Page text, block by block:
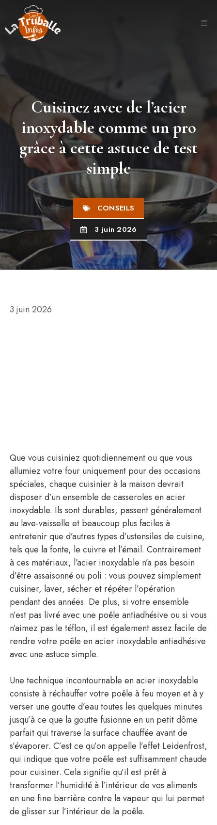
contenu
Cuisinez avec de l’acier
inoxydable comme un pro
grâce à cette astuce de test
simple
CONSEILS
3 juin 2026
3 juin 2026
Que vous cuisiniez quotidiennement ou que vous
allumiez votre four uniquement pour des occasions
spéciales, chaque cuisinier à la maison devrait
disposer d’un ensemble de casseroles en acier
inoxydable. Ils sont durables, passent généralement
au lave-vaisselle et beaucoup plus faciles à
entretenir que d’autres types d’ustensiles de cuisine,
tels que la fonte, le cuivre et l’émail. Contrairement
à ces matériaux, l’acier inoxydable n’a pas besoin
d’être assaisonné ou poli : vous pouvez simplement
cuisiner, laver, sécher et répéter l’opération
pendant des années. De plus, si votre ensemble
n’est pas livré avec une poêle antiadhésive ou si vous
n’aimez pas le téflon, il est également assez facile de
rendre votre poêle en acier inoxydable antiadhésive
avec une astuce simple.
Une technique incontournable en acier inoxydable
consiste à réchauffer votre poêle à feu moyen et à y
verser une goutte d’eau toutes les quelques minutes
jusqu’à ce que la goutte fusionne en un petit dôme
parfait qui traverse la surface chauffée avant de
s’évaporer. C’est ce qu’on appelle l’effet Leidenfrost,
qui indique que votre poêle est suffisamment chaude
pour cuisiner. Cela signifie qu’il est prêt à
transformer l’humidité à l’intérieur de vos aliments
en une fine barrière contre la vapeur qui lui permet
de glisser sur l’intérieur de la poêle.